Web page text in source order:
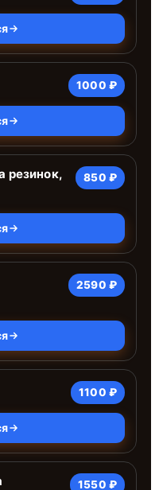
1000 ₽
резинок,
850 ₽
2590 ₽
1100 ₽
1550 ₽